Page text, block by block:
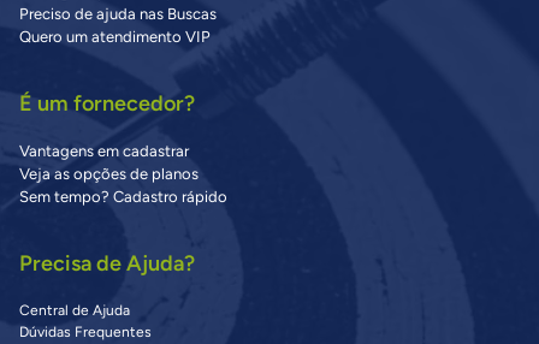
Preciso de ajuda nas Buscas
Quero um atendimento VIP
É um fornecedor?
Vantagens em cadastrar
Veja as opções de planos
Sem tempo? Cadastro rápido
Precisa de Ajuda?
Central de Ajuda
Dúvidas Frequentes